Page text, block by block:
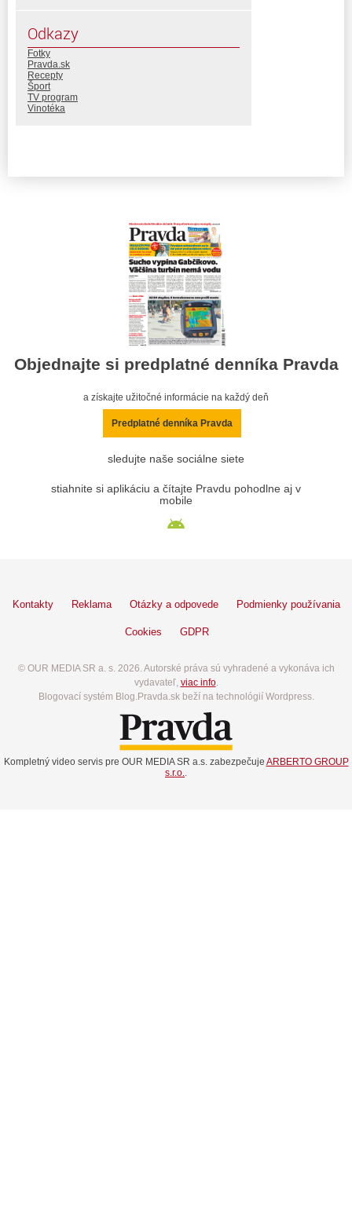
Odkazy
Fotky
Pravda.sk
Recepty
Šport
TV program
Vinotéka
Objednajte si predplatné denníka Pravda
a získajte užitočné informácie na každý deň
Predplatné denníka Pravda
sledujte naše sociálne siete
stiahnite si aplikáciu a čítajte Pravdu pohodlne aj v
mobile
Kontakty Reklama Otázky a odpovede Podmienky používania
Cookies GDPR
© OUR MEDIA SR a. s. 2026. Autorské práva sú vyhradené a vykonáva ich
vydavateľ, viac info.
Blogovací systém Blog.Pravda.sk beží na technológií Wordpress.
Kompletný video servis pre OUR MEDIA SR a.s. zabezpečuje ARBERTO GROUP
s.r.o.